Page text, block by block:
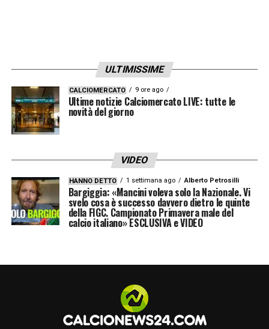
ULTIMISSIME
CALCIOMERCATO 9 ore ago
Ultime notizie Calciomercato LIVE: tutte le
novità del giorno
VIDEO
HANNO DETTO 1 settimana ago Alberto Petrosilli
Bargiggia: «Mancini voleva solo la Nazionale. Vi
svelo cosa è successo davvero dietro le quinte
della FIGC. Campionato Primavera male del
calcio italiano» ESCLUSIVA e VIDEO